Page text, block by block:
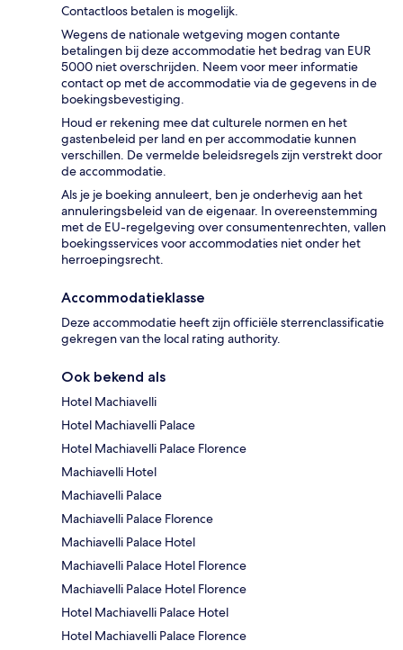
Contactloos betalen is mogelijk.
Wegens de nationale wetgeving mogen contante
betalingen bij deze accommodatie het bedrag van EUR
5000 niet overschrijden. Neem voor meer informatie
contact op met de accommodatie via de gegevens in de
boekingsbevestiging.
Houd er rekening mee dat culturele normen en het
gastenbeleid per land en per accommodatie kunnen
verschillen. De vermelde beleidsregels zijn verstrekt door
de accommodatie.
Als je je boeking annuleert, ben je onderhevig aan het
annuleringsbeleid van de eigenaar. In overeenstemming
met de EU-regelgeving over consumentenrechten, vallen
boekingsservices voor accommodaties niet onder het
herroepingsrecht.
Accommodatieklasse
Deze accommodatie heeft zijn officiële sterrenclassificatie
gekregen van the local rating authority.
Ook bekend als
Hotel Machiavelli
Hotel Machiavelli Palace
Hotel Machiavelli Palace Florence
Machiavelli Hotel
Machiavelli Palace
Machiavelli Palace Florence
Machiavelli Palace Hotel
Machiavelli Palace Hotel Florence
Machiavelli Palace Hotel Florence
Hotel Machiavelli Palace Hotel
Hotel Machiavelli Palace Florence